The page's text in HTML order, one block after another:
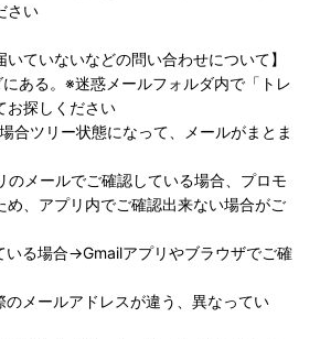
さい
いていないなどの問い合わせについて】
ある。※迷惑メールフォルダ内で「トレ
お探しください
合ツリー状態になって、メールがまとま
のメールでご確認している場合、プロモ
め、アプリ内でご確認出来ない場合がご
いる場合→Gmailアプリやブラウザでご確
メールアドレスが違う、異なってい